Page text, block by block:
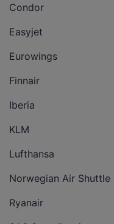
Condor
Easyjet
Eurowings
Finnair
Iberia
KLM
Lufthansa
Norwegian Air Shuttle
Ryanair